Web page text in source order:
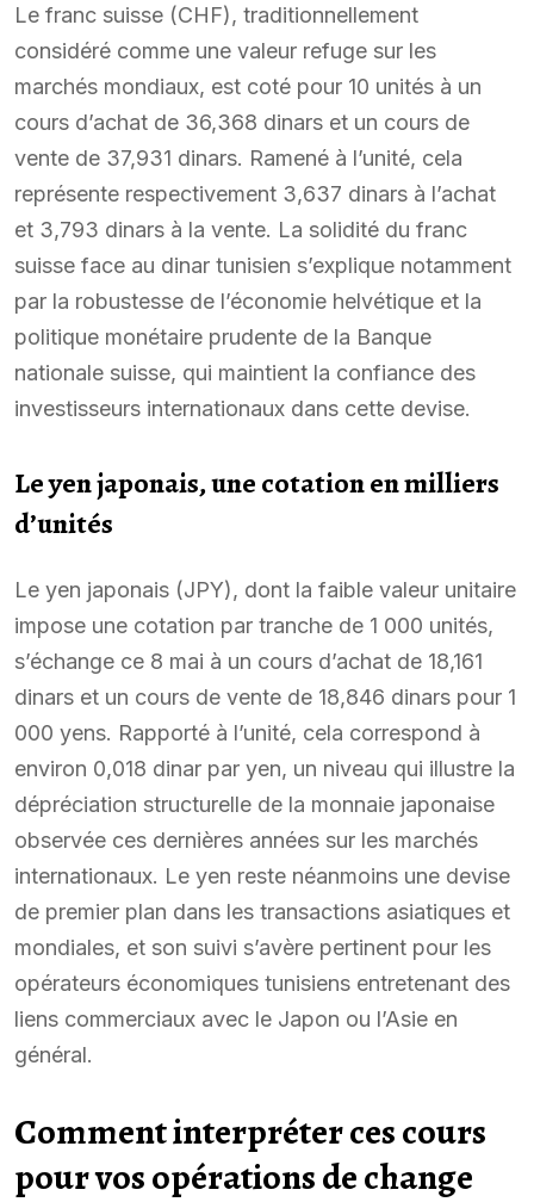
Le franc suisse (CHF), traditionnellement
considéré comme une valeur refuge sur les
marchés mondiaux, est coté pour 10 unités à un
cours d’achat de 36,368 dinars et un cours de
vente de 37,931 dinars. Ramené à l’unité, cela
représente respectivement 3,637 dinars à l’achat
et 3,793 dinars à la vente. La solidité du franc
suisse face au dinar tunisien s’explique notamment
par la robustesse de l’économie helvétique et la
politique monétaire prudente de la Banque
nationale suisse, qui maintient la confiance des
investisseurs internationaux dans cette devise.
Le yen japonais, une cotation en milliers
d’unités
Le yen japonais (JPY), dont la faible valeur unitaire
impose une cotation par tranche de 1 000 unités,
s’échange ce 8 mai à un cours d’achat de 18,161
dinars et un cours de vente de 18,846 dinars pour 1
000 yens. Rapporté à l’unité, cela correspond à
environ 0,018 dinar par yen, un niveau qui illustre la
dépréciation structurelle de la monnaie japonaise
observée ces dernières années sur les marchés
internationaux. Le yen reste néanmoins une devise
de premier plan dans les transactions asiatiques et
mondiales, et son suivi s’avère pertinent pour les
opérateurs économiques tunisiens entretenant des
liens commerciaux avec le Japon ou l’Asie en
général.
Comment interpréter ces cours
pour vos opérations de change